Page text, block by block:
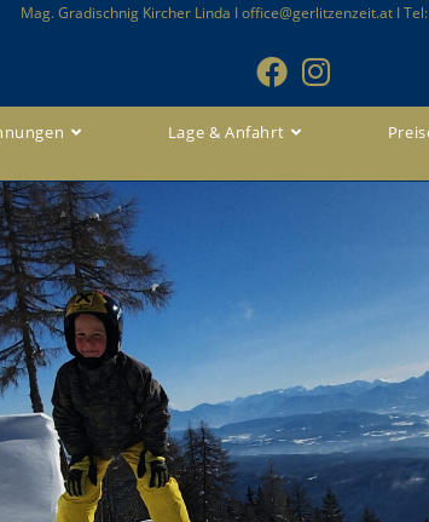
Mag. Gradischnig Kircher Linda I office@gerlitzenzeit.at I
Lage & Anfahrt